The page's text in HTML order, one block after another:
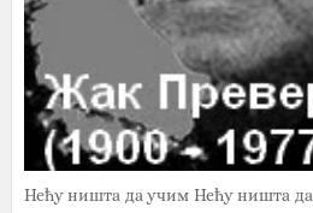
Нећу ништа да учим Нећу ништа